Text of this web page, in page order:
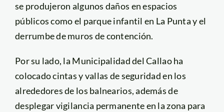
se produjeron algunos daños en espacios
públicos como el parque infantil en La Punta y el
derrumbe de muros de contención.
Por su lado, la Municipalidad del Callao ha
colocado cintas y vallas de seguridad en los
alrededores de los balnearios, además de
desplegar vigilancia permanente en la zona para